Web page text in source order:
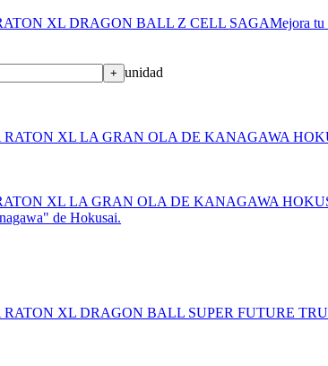
XL DRAGON BALL Z CELL SAGAMejora tu
+ unidad
XL LA GRAN OLA DE KANAGAWA
de Hokusai.